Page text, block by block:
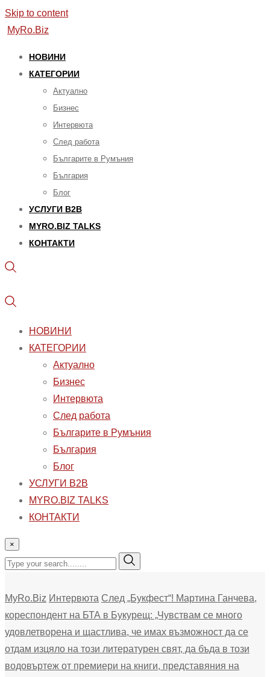
Skip to content
MyRo.Biz
НОВИНИ
КАТЕГОРИИ
Aктуално
Бизнес
Интервюта
След работа
Българите в Румъния
България
Блог
УСЛУГИ B2B
MYRO.BIZ TALKS
КОНТАКТИ
НОВИНИ
КАТЕГОРИИ
Aктуално
Бизнес
Интервюта
След работа
Българите в Румъния
България
Блог
УСЛУГИ B2B
MYRO.BIZ TALKS
КОНТАКТИ
×
MyRo.Biz Интервюта След „Букфест“! Мартина Ганчева,
кореспондент на БТА в Букурещ: „Чувствам се много
удовлетворена и щастлива, че имах възможност да се
отдам изцяло на този литературен свят, да бъда в този
водовъртеж от премиери на книги, представяния на